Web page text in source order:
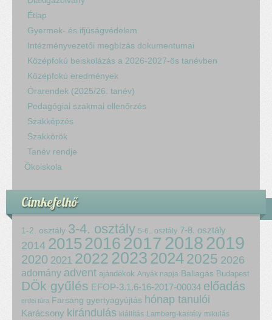
Étlap
Gyermek- és ifjúságvédelem
Intézményvezetői megbízás dokumentumai
Középfokú beiskolázás a 2026-2027-ös tanévben
Középfokú eredmények
Órarendek (2025/26. tanév)
Pedagógiai szakmai ellenőrzés
Szakképzés
Szakkörök
Tanév rendje
Ökoiskola
Címkefelhő
1-2. osztály 3-4. osztály 5-6.. osztály 7-8. osztály
2014 2015 2016 2017 20182019
2020 2021 2022 2023 20242025 2026
adomány advent ajándékok Anyák napja Ballagás Budapest
DÖk gyűlés EFOP-3.1.6-16-2017-00034 előadás
erdei túra Farsang gyertyagyújtás hónap tanulói
Karácsony kirándulás kiállítás Lamberg-kastély mikulás